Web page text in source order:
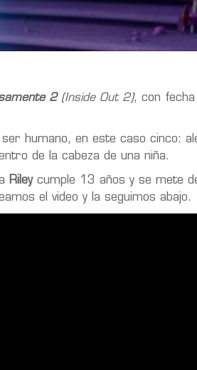
2(Inside Out 2), con
humano, en este caso cinco:
de la cabeza de una niña.
Riley cumple 13 años y se mete
el video y la seguimos abajo.